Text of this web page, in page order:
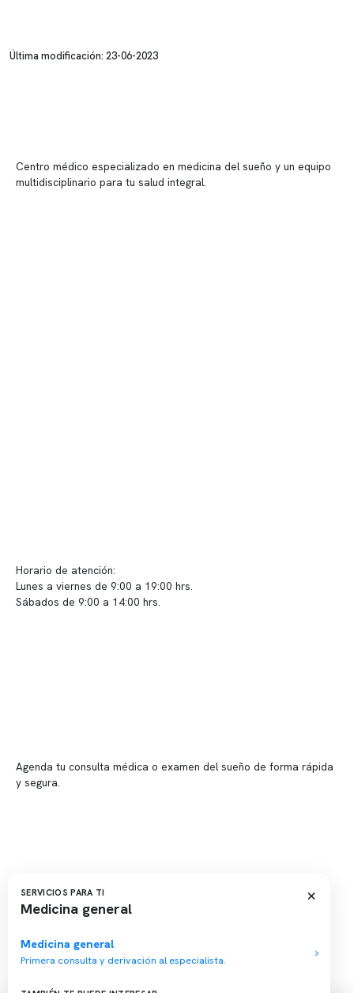
Última modificación: 23-06-2023
Centro médico especializado en medicina del sueño y un equipo
multidisciplinario para tu salud integral.
Horario de atención:
Lunes a viernes de 9:00 a 19:00 hrs.
Sábados de 9:00 a 14:00 hrs.
Agenda tu consulta médica o examen del sueño de forma rápida
y segura.
Copyright 2026 · Clínica Somno. Todos los derechos reservados.
SERVICIOS PARA TI
Medicina general
×
Medicina general
Primera consulta y derivación al especialista.